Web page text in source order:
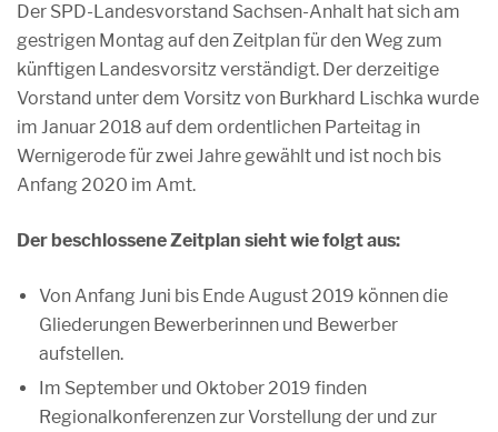
Der SPD-Landesvorstand Sachsen-Anhalt hat sich am
gestrigen Montag auf den Zeitplan für den Weg zum
künftigen Landesvorsitz verständigt. Der derzeitige
Vorstand unter dem Vorsitz von Burkhard Lischka wurde
im Januar 2018 auf dem ordentlichen Parteitag in
Wernigerode für zwei Jahre gewählt und ist noch bis
Anfang 2020 im Amt.
Der beschlossene Zeitplan sieht wie folgt aus:
Von Anfang Juni bis Ende August 2019 können die
Gliederungen Bewerberinnen und Bewerber
aufstellen.
Im September und Oktober 2019 finden
Regionalkonferenzen zur Vorstellung der und zur